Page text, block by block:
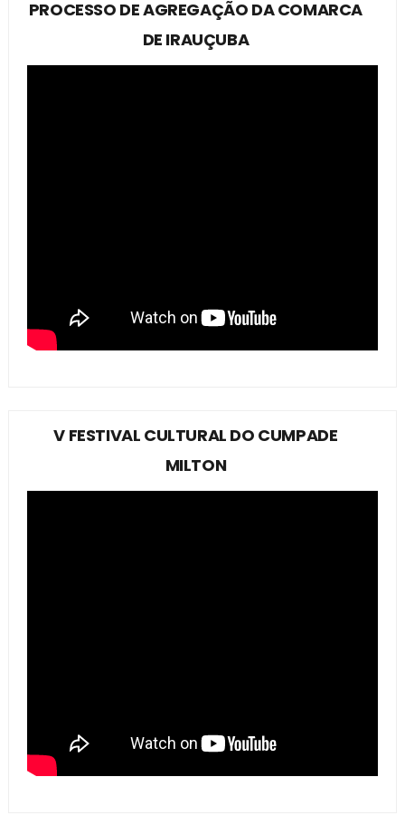
PROCESSO DE AGREGAÇÃO DA COMARCA
DE IRAUÇUBA
V FESTIVAL CULTURAL DO CUMPADE
MILTON